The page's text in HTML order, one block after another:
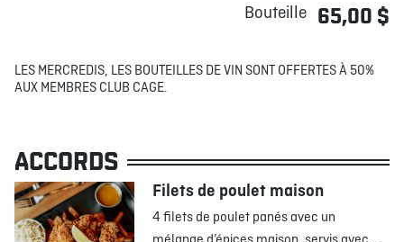
Bouteille 65,00 $
LES MERCREDIS, LES BOUTEILLES DE VIN SONT OFFERTES À 50%
AUX MEMBRES CLUB CAGE.
ACCORDS
Filets de poulet maison
4 filets de poulet panés avec un